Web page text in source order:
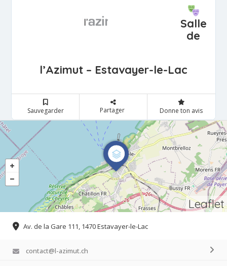
Salle
de
l’Azimut – Estavayer-le-Lac
Sauvegarder Partager Donne ton avis
Leaflet
Av. de la Gare 111, 1470 Estavayer-le-Lac
contact@l-azimut.ch